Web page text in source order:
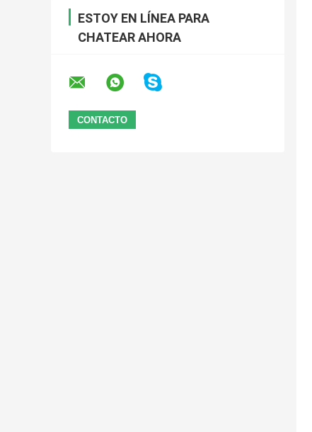
ESTOY EN LÍNEA PARA
CHATEAR AHORA